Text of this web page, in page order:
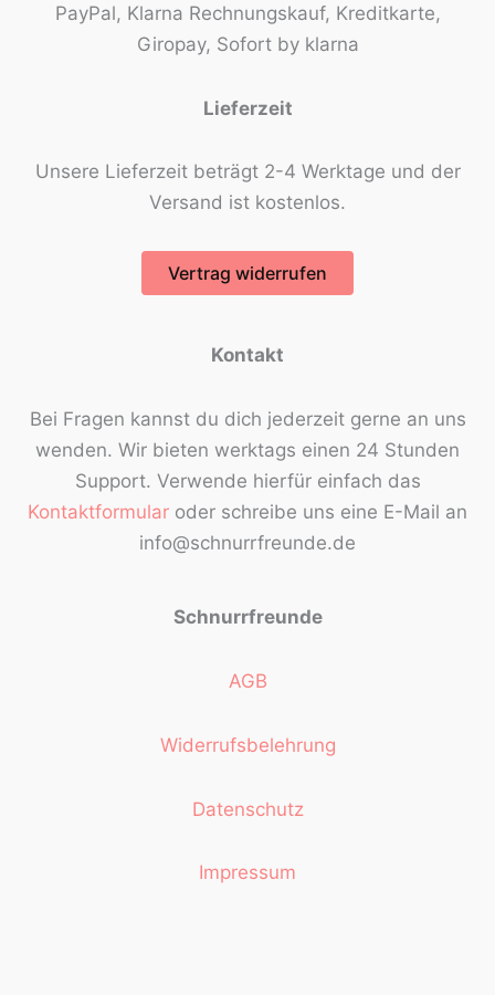
PayPal, Klarna Rechnungskauf, Kreditkarte,
Giropay, Sofort by klarna
Lieferzeit
Unsere Lieferzeit beträgt 2-4 Werktage und der
Versand ist kostenlos.
Vertrag widerrufen
Kontakt
Bei Fragen kannst du dich jederzeit gerne an uns
wenden. Wir bieten werktags einen 24 Stunden
Support. Verwende hierfür einfach das
Kontaktformular oder schreibe uns eine E-Mail an
info@schnurrfreunde.de
Schnurrfreunde
AGB
Widerrufsbelehrung
Datenschutz
Impressum